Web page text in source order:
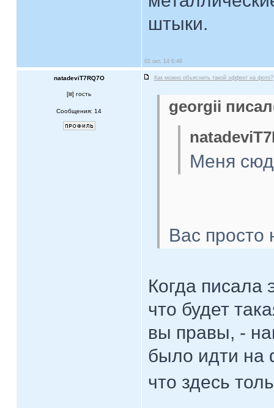
штыки.
01 окт, 14 6:46
natadeviT7RQ7O Как можно объяснить такой эффект на фото?
[ ] гость
Сообщения: 14
georgii
Меня
Вас просто
Когда писала
что будет
вы правы, -
было идти на
что здесь